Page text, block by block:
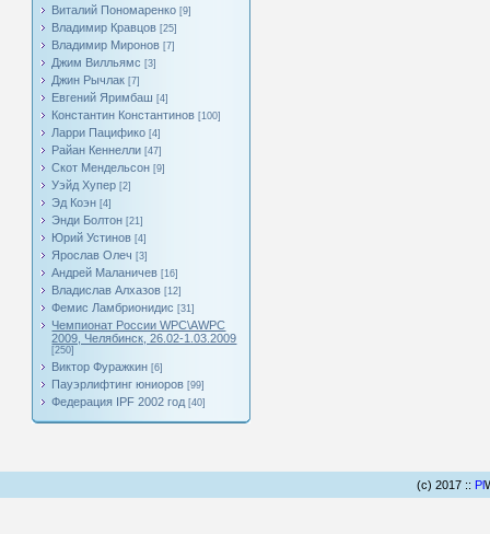
Виталий Пономаренко [9]
Владимир Кравцов [25]
Владимир Миронов [7]
Джим Вилльямс [3]
Джин Рычлак [7]
Евгений Яримбаш [4]
Константин Константинов [100]
Ларри Пацифико [4]
Райан Кеннелли [47]
Скот Мендельсон [9]
Уэйд Хупер [2]
Эд Коэн [4]
Энди Болтон [21]
Юрий Устинов [4]
Ярослав Олеч [3]
Андрей Маланичев [16]
Владислав Алхазов [12]
Фемис Ламбрионидис [31]
Чемпионат России WPC\AWPC
2009, Челябинск, 26.02-1.03.2009
[250]
Виктор Фуражкин [6]
Пауэрлифтинг юниоров [99]
Федерация IPF 2002 год [40]
(c) 2017 :: Pl